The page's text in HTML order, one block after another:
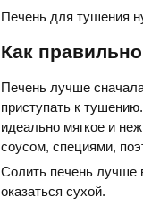
Печень для тушения
Как
Печень лучше
приступать к
идеально мягкое и
соусом, специями,
Солить печень лучше
оказаться сухой.